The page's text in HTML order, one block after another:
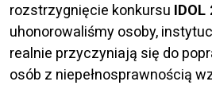
rozstrzygnięcie konkursu IDOL
uhonorowaliśmy osoby,
realnie przyczyniają się do
osób z niepełnosprawnością